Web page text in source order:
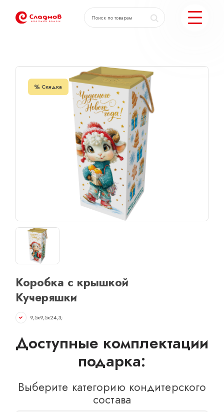
КАТАЛОГ ПОДАРКОВ
МОЖЕМ ЕЩЕ
ПОДОБРАТЬ ПОДАРКИ
ДОСТАВКА И ОПЛАТА
О КОМПАНИИ
ОТЗЫВЫ
КОНТАКТЫ
Коробка с крышкой Кучеряшки
Скидка
Коробка с крышкой
Кучеряшки
9,5х9,5х24,3;
Доступные комплектации
подарка:
Выберите категорию кондитерского
состава